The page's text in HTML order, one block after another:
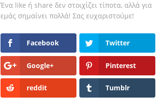
Ένα like ή share δεν στοιχίζει τίποτα, αλλά για
εμάς σημαίνει πολλά! Σας ευχαριστούμε!
Facebook Twitter
Google+ Pinterest
reddit Tumblr